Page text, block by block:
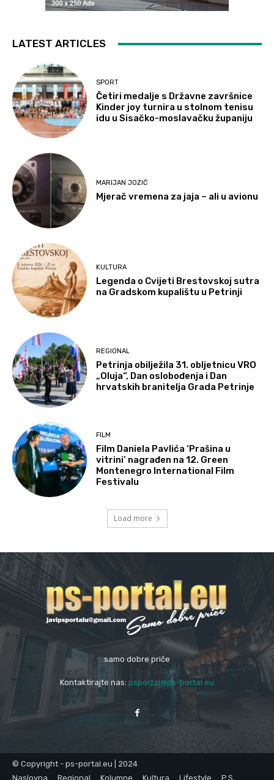
LATEST ARTICLES
SPORT
Četiri medalje s Državne završnice
Kinder joy turnira u stolnom tenisu
idu u Sisačko-moslavačku županiju
MARIJAN JOZIĆ
Mjerač vremena za jaja – ali u avionu
KULTURA
Legenda o Cvijeti Brestovskoj sutra
na Gradskom kupalištu u Petrinji
REGIONAL
Petrinja obilježila 31. obljetnicu VRO
„Oluja“, Dan oslobođenja i Dan
hrvatskih branitelja Grada Petrinje
FILM
Film Daniela Pavlića ‘Prašina u
vitrini’ nagrađen na 12. Green
Montenegro International Film
Festivalu
Load more
samo dobre priče
Kontaktirajte nas: psportal@ps-portal.eu
© Copyright - ps-portal.eu | 2024
Naslovna
Regional Kolumne Kultura Lifestyle P.S.